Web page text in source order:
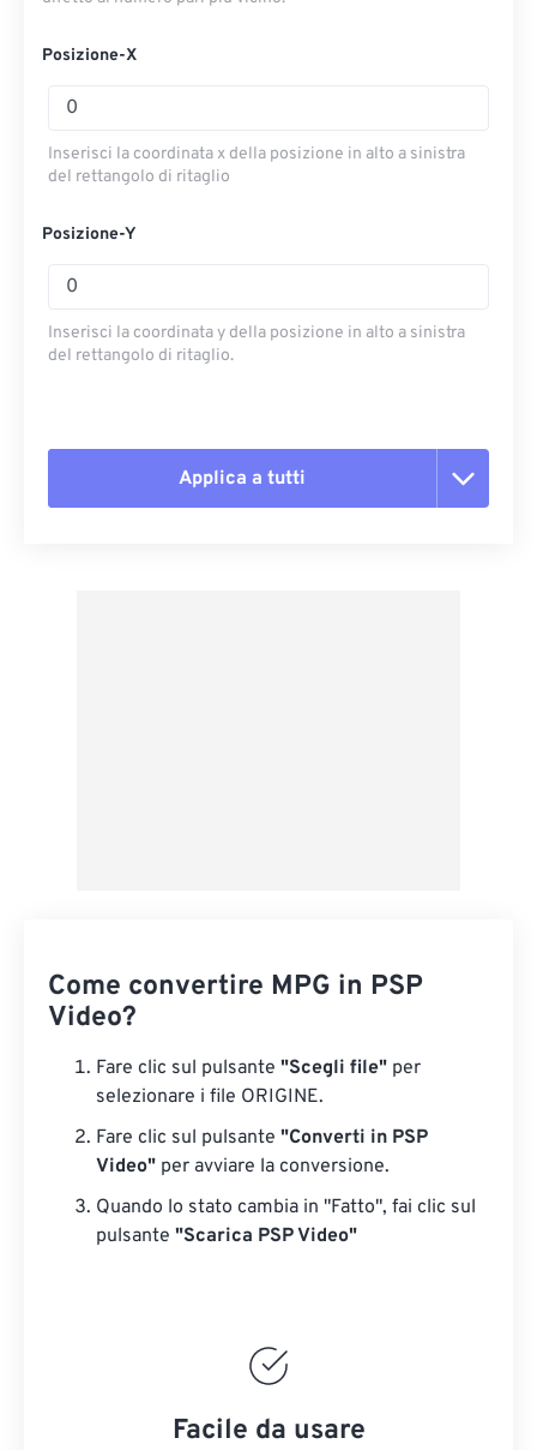
Posizione-X
Inserisci la coordinata x della posizione in alto a sinistra
del rettangolo di ritaglio
Posizione-Y
Inserisci la coordinata y della posizione in alto a sinistra
del rettangolo di ritaglio.
Applica a tutti
Come convertire MPG in PSP
Video?
Fare clic sul pulsante "Scegli file" per
selezionare i file ORIGINE.
Fare clic sul pulsante "Converti in PSP
Video" per avviare la conversione.
Quando lo stato cambia in "Fatto", fai clic sul
pulsante "Scarica PSP Video"
Facile da usare